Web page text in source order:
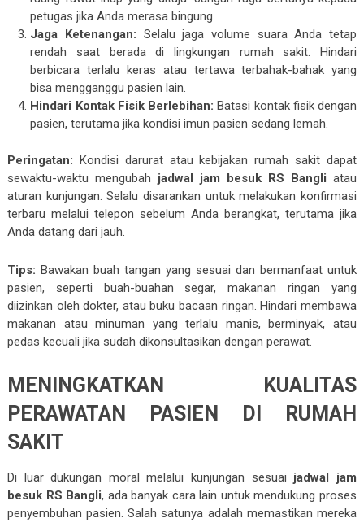
petugas jika Anda merasa bingung.
Jaga Ketenangan: Selalu jaga volume suara Anda tetap
rendah saat berada di lingkungan rumah sakit. Hindari
berbicara terlalu keras atau tertawa terbahak-bahak yang
bisa mengganggu pasien lain.
Hindari Kontak Fisik Berlebihan: Batasi kontak fisik dengan
pasien, terutama jika kondisi imun pasien sedang lemah.
Peringatan: Kondisi darurat atau kebijakan rumah sakit dapat
sewaktu-waktu mengubah jadwal jam besuk RS Bangli atau
aturan kunjungan. Selalu disarankan untuk melakukan konfirmasi
terbaru melalui telepon sebelum Anda berangkat, terutama jika
Anda datang dari jauh.
Tips: Bawakan buah tangan yang sesuai dan bermanfaat untuk
pasien, seperti buah-buahan segar, makanan ringan yang
diizinkan oleh dokter, atau buku bacaan ringan. Hindari membawa
makanan atau minuman yang terlalu manis, berminyak, atau
pedas kecuali jika sudah dikonsultasikan dengan perawat.
MENINGKATKAN KUALITAS
PERAWATAN PASIEN DI RUMAH
SAKIT
Di luar dukungan moral melalui kunjungan sesuai jadwal jam
besuk RS Bangli, ada banyak cara lain untuk mendukung proses
penyembuhan pasien. Salah satunya adalah memastikan mereka